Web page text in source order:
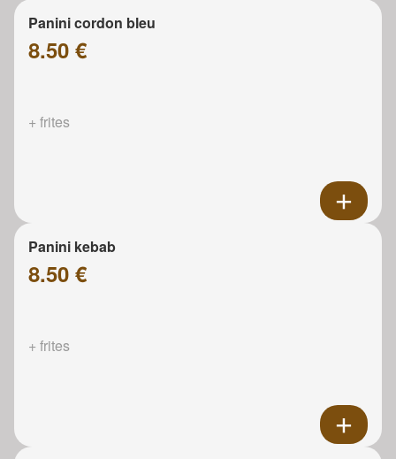
Panini cordon bleu
8.50 €
+ frites
Panini kebab
8.50 €
+ frites